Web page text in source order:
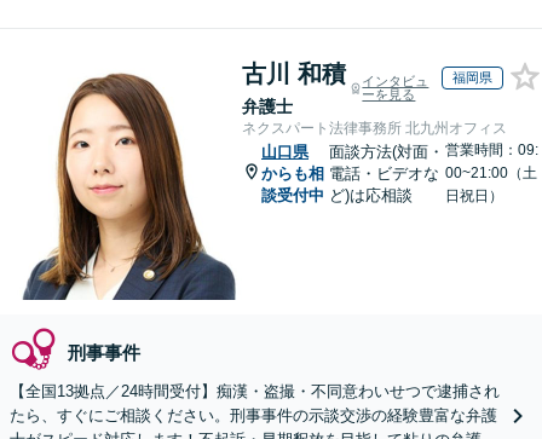
古川 和積
弁護士
インタビュ
ーを見る
福岡県
ネクスパート法律事務所 北九州オフィス
山口県
からも相
談受付中
面談方法(対面・
電話・ビデオな
ど)は応相談
営業時間：09:
00~21:00（土
日祝日）
刑事事件
【全国13拠点／24時間受付】痴漢・盗撮・不同意わいせつで逮捕され
たら、すぐにご相談ください。刑事事件の示談交渉の経験豊富な弁護